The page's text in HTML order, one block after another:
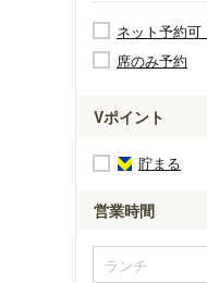
ネット予約可
席のみ予約
Vポイント
貯まる
営業時間